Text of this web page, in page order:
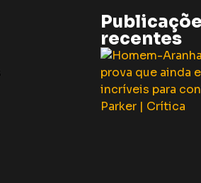
recentes